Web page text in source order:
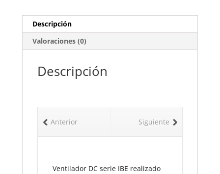
Descripción
Valoraciones (0)
Descripción
Siguiente
Anterior
Ventilador DC serie IBE realizado